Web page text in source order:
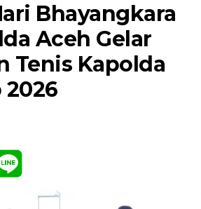
Bhayangkara
Aceh Gelar
Tenis Kapolda
2026